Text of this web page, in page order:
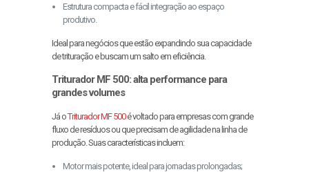
Estrutura compacta e fácil integração ao espaço
produtivo.
Ideal para negócios que estão expandindo sua capacidade
de trituração e buscam um salto em eficiência.
Triturador MF 500: alta performance para
grandes volumes
Já oTriturador MF 500é voltado para empresas com grande
fluxo de resíduos ou que precisam de agilidade na linha de
produção. Suas características incluem:
Motor mais potente, ideal para jornadas prolongadas;